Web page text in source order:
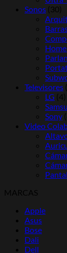
Sonos (30)
Televisores
LG (4)
Sony
Video
MARCAS
Apple
Asus
Bose
Dali
Dell